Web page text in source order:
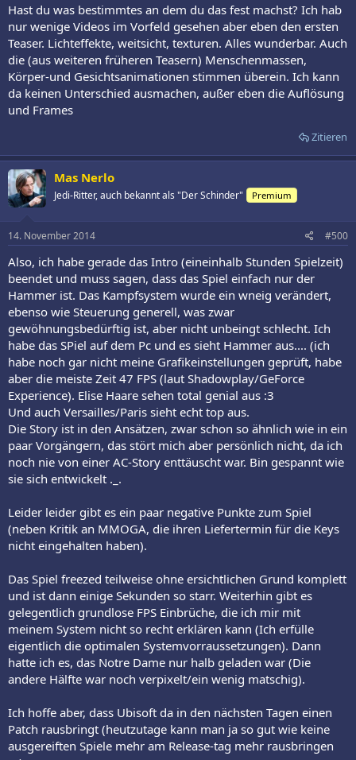
Hast du was bestimmtes an dem du das fest machst? Ich hab
nur wenige Videos im Vorfeld gesehen aber eben den ersten
Teaser. Lichteffekte, weitsicht, texturen. Alles wunderbar. Auch
die (aus weiteren früheren Teasern) Menschenmassen,
Körper-und Gesichtsanimationen stimmen überein. Ich kann
da keinen Unterschied ausmachen, außer eben die Auflösung
und Frames
Zitieren
Mas Nerlo
Jedi-Ritter, auch bekannt als "Der Schinder" Premium
14. November 2014 #500
Also, ich habe gerade das Intro (eineinhalb Stunden Spielzeit)
beendet und muss sagen, dass das Spiel einfach nur der
Hammer ist. Das Kampfsystem wurde ein wneig verändert,
ebenso wie Steuerung generell, was zwar
gewöhnungsbedürftig ist, aber nicht unbeingt schlecht. Ich
habe das SPiel auf dem Pc und es sieht Hammer aus.... (ich
habe noch gar nicht meine Grafikeinstellungen geprüft, habe
aber die meiste Zeit 47 FPS (laut Shadowplay/GeForce
Experience). Elise Haare sehen total genial aus :3
Und auch Versailles/Paris sieht echt top aus.
Die Story ist in den Ansätzen, zwar schon so ähnlich wie in ein
paar Vorgängern, das stört mich aber persönlich nicht, da ich
noch nie von einer AC-Story enttäuscht war. Bin gespannt wie
sie sich entwickelt ._.
Leider leider gibt es ein paar negative Punkte zum Spiel
(neben Kritik an MMOGA, die ihren Liefertermin für die Keys
nicht eingehalten haben).
Das Spiel freezed teilweise ohne ersichtlichen Grund komplett
und ist dann einige Sekunden so starr. Weiterhin gibt es
gelegentlich grundlose FPS Einbrüche, die ich mir mit
meinem System nicht so recht erklären kann (Ich erfülle
eigentlich die optimalen Systemvorraussetzungen). Dann
hatte ich es, das Notre Dame nur halb geladen war (Die
andere Hälfte war noch verpixelt/ein wenig matschig).
Ich hoffe aber, dass Ubisoft da in den nächsten Tagen einen
Patch rausbringt (heutzutage kann man ja so gut wie keine
ausgereiften Spiele mehr am Release-tag mehr rausbringen